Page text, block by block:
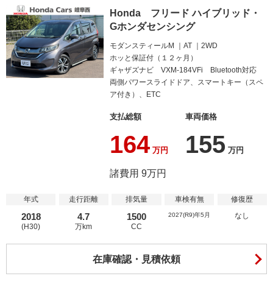
Honda フリード ハイブリッド・
Gホンダセンシング
モダンスティールM AT
2WD
ホッと保証付（１２ヶ月）
ギャザズナビ VXM-184VFi Bluetooth対応
両側パワースライドドア、スマートキー（スペ
ア付き）、ETC
支払総額
164 万円
車両価格
155 万円
諸費用 9万円
年式
2018
(H30)
走行距離
4.7
万km
排気量
1500
CC
車検有無
2027(R9)年5月
修復歴
なし
在庫確認・見積依頼